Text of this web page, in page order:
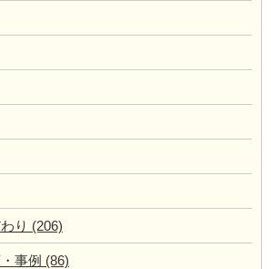
り (206)
事例 (86)